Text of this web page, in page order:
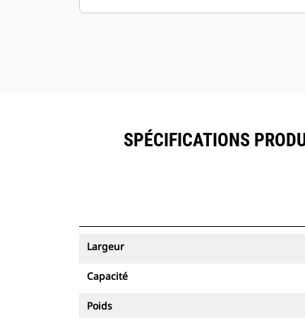
SPÉCIFICATIONS
Largeur
Capacité
Poids